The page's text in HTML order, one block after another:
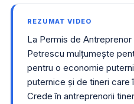
REZUMAT VIDEO
La Permis de
Petrescu mulțumește
pentru o economie
puternice și de tineri care
Crede în antreprenorii